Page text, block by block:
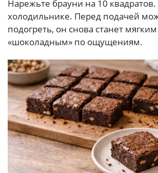
Нарежьте брауни на 10
холодильнике. Перед подачей
подогреть, он снова станет
«шоколадным» по ощущениям.